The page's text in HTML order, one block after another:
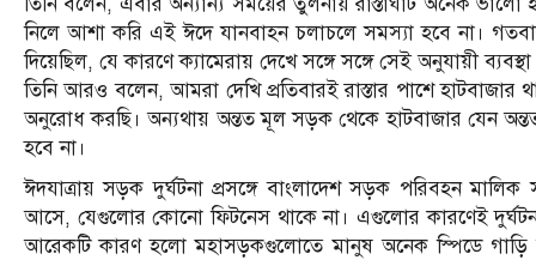
নিলে আশা করি এই ঈদে যানবাহন চলাচলে সমস্যা হবে না। গতবার
দিয়েছিল, যে কারণে ক্যামেরায় দেখে সঙ্গে সঙ্গে সেই অনুযায়ী
তিনি আরও বলেন, আমরা দেখি প্রতিবারই রাস্তার পাশে
অনুরোধ করছি। অন্যথায় অন্তত মূল সড়ক থেকে হাটবাজার যেন
হবে না।
ঈদযাত্রায় সড়ক দুর্ঘটনা প্রসঙ্গে বাংলাদেশ সড়ক পরিবহন
আসে, যেগুলোর কোনো ফিটনেস থাকে না। এগুলোর কারণেই
আরেকটি কারণ হলো মহাসড়কগুলোতে মানুষ অনেক স্পিডে গাড়ি